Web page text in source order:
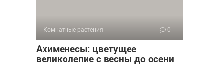
Комнатные растения 0
Ахименесы: цветущее
великолепие с весны до осени